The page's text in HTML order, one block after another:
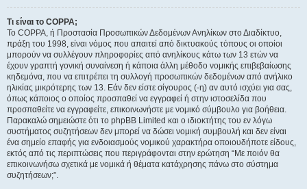
Τι είναι το COPPA;
Το COPPA, ή Προστασία Προσωπικών Δεδομένων Ανηλίκων στο Διαδίκτυο,
πράξη του 1998, είναι νόμος που απαιτεί από δικτυακούς τόπους οι οποίοι
μπορούν να συλλέγουν πληροφορίες από ανηλίκους κάτω των 13 ετών να
έχουν γραπτή γονική συναίνεση ή κάποια άλλη μέθοδο νομικής επιβεβαίωσης
κηδεμόνα, που να επιτρέπει τη συλλογή προσωπικών δεδομένων από ανήλικο
ηλικίας μικρότερης των 13. Εάν δεν είστε σίγουρος (-η) αν αυτό ισχύει για σας,
όπως κάποιος ο οποίος προσπαθεί να εγγραφεί ή στην ιστοσελίδα που
προσπαθείτε να εγγραφείτε, επικοινωνήστε με νομικό σύμβουλο για βοήθεια.
Παρακαλώ σημειώστε ότι το phpBB Limited και ο ιδιοκτήτης του εν λόγω
συστήματος συζητήσεων δεν μπορεί να δώσει νομική συμβουλή και δεν είναι
ένα σημείο επαφής για ενδοιασμούς νομικού χαρακτήρα οποιουδήποτε είδους,
εκτός από τις περιπτώσεις που περιγράφονται στην ερώτηση “Με ποιόν θα
επικοινωνήσω σχετικά με νομικά ή θέματα κατάχρησης πάνω στο σύστημα
συζητήσεων;”.